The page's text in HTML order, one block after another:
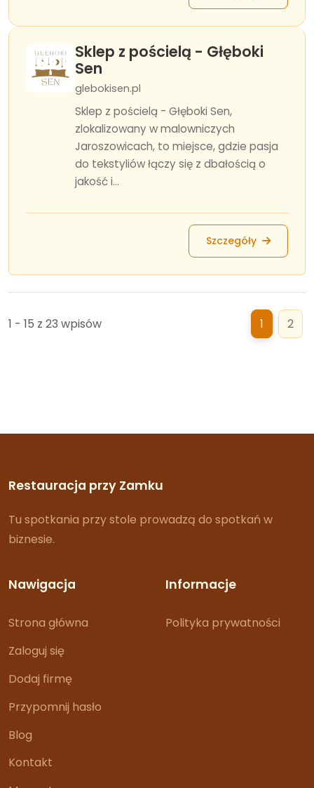
Sklep z pościelą - Głęboki
Sen
glebokisen.pl
Sklep z pościelą - Głęboki Sen,
zlokalizowany w malowniczych
Jaroszowicach, to miejsce, gdzie pasja
do tekstyliów łączy się z dbałością o
jakość i...
Szczegóły
1 - 15 z 23 wpisów 1 2
Restauracja przy Zamku
Tu spotkania przy stole prowadzą do spotkań w
biznesie.
Nawigacja
Strona główna
Zaloguj się
Dodaj firmę
Przypomnij hasło
Blog
Kontakt
Informacje
Polityka prywatności